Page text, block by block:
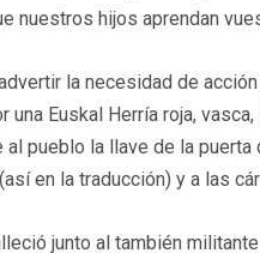
nuestros hijos aprendan
la necesidad de
Euskal Herría roja,
pueblo la llave de la
en la traducción) y a las
junto al también